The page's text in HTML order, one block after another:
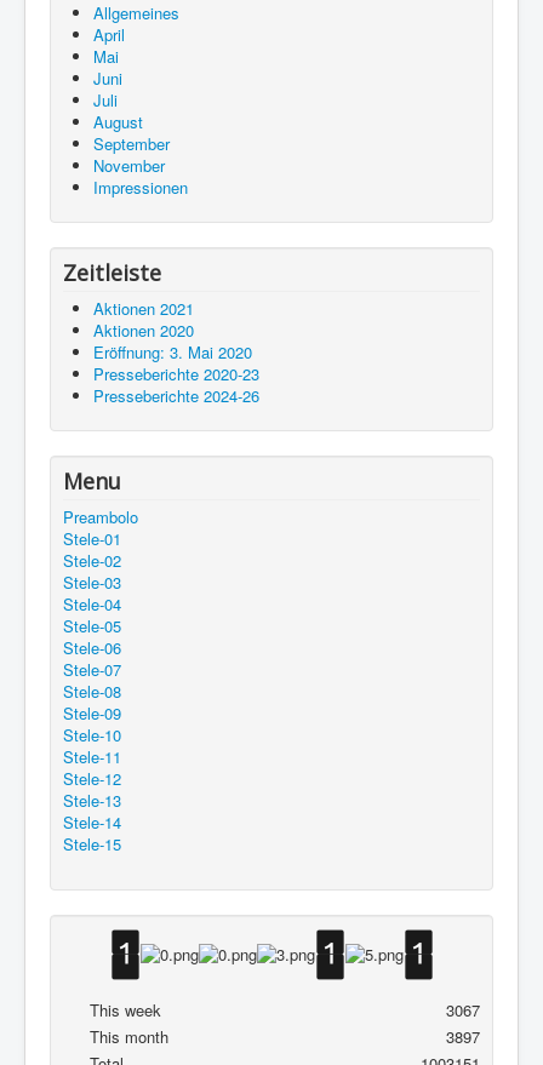
Allgemeines
April
Mai
Juni
Juli
August
September
November
Impressionen
Zeitleiste
Aktionen 2021
Aktionen 2020
Eröffnung: 3. Mai 2020
Presseberichte 2020-23
Presseberichte 2024-26
Menu
Preambolo
Stele-01
Stele-02
Stele-03
Stele-04
Stele-05
Stele-06
Stele-07
Stele-08
Stele-09
Stele-10
Stele-11
Stele-12
Stele-13
Stele-14
Stele-15
This week
3067
This month
3897